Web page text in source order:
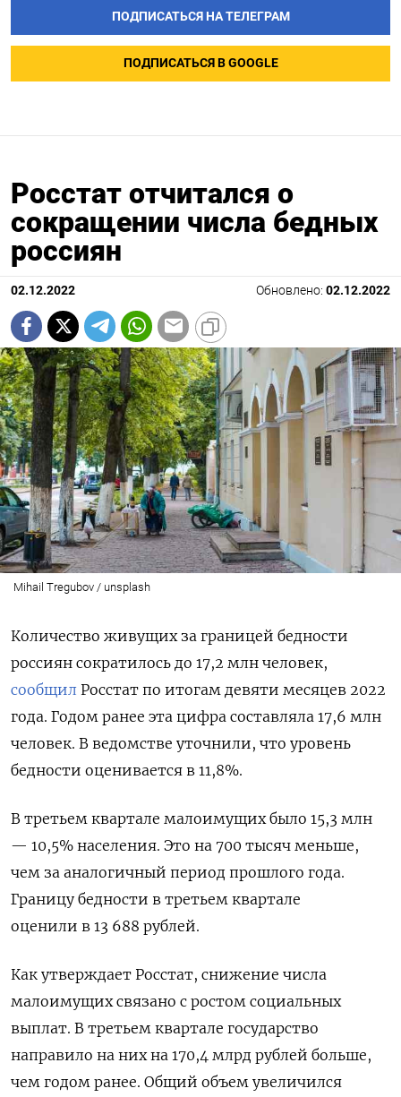
ПОДПИСАТЬСЯ НА ТЕЛЕГРАМ
ПОДПИСАТЬСЯ В GOOGLE
Росстат отчитался о
сокращении числа бедных
россиян
02.12.2022 Обновлено: 02.12.2022
Mihail Tregubov / unsplash
Количество живущих за границей бедности
россиян сократилось до 17,2 млн человек,
сообщил Росстат по итогам девяти месяцев 2022
года. Годом ранее эта цифра составляла 17,6 млн
человек. В ведомстве уточнили, что уровень
бедности оценивается в 11,8%.
В третьем квартале малоимущих было 15,3 млн
— 10,5% населения. Это на 700 тысяч меньше,
чем за аналогичный период прошлого года.
Границу бедности в третьем квартале
оценили в 13 688 рублей.
Как утверждает Росстат, снижение числа
малоимущих связано с ростом социальных
выплат. В третьем квартале государство
направило на них на 170,4 млрд рублей больше,
чем годом ранее. Общий объем увеличился